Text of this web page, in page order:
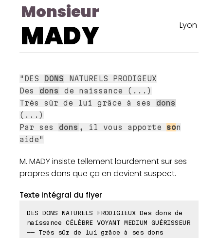
Monsieur
MADY Lyon
"DES DONS
NATURELS PRODIGEUX
Des
dons
de naissance (...)
Très sûr de lui grâce à ses
dons
(...)
Par ses
dons , il vous apporte son
aide"
M. MADY insiste tellement lourdement sur ses
propres dons que ça en devient suspect.
Texte intégral du flyer
DES DONS NATURELS FRODIGIEUX Des dons de
naissance CÉLÈBRE VOYANT MEDIUM GUÉRISSEUR
-- Très sûr de lui grâce à ses dons